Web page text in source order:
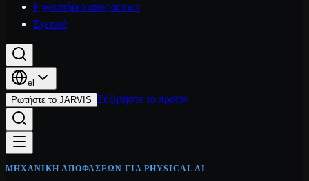
Εργαστήριο αποφάσεων
Σχετικά
el
Ρωτήστε το JARVIS Συζητήστε το προϊόν
ΜΗΧΑΝΙΚΉ ΑΠΟΦΆΣΕΩΝ ΓΙΑ PHYSICAL AI